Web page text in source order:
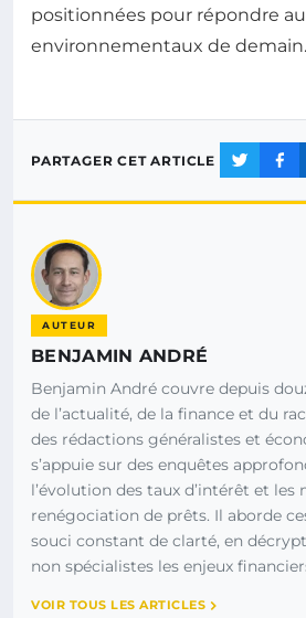
positionnées pour répondre
environnementaux de demain.
PARTAGER CET ARTICLE
AUTEUR
BENJAMIN ANDRÉ
Benjamin André couvre depuis
de l’actualité, de la finance et du
des rédactions généralistes et
s’appuie sur des enquêtes
l’évolution des taux d’intérêt et les
renégociation de prêts. Il aborde
souci constant de clarté, en
non spécialistes les enjeux
VOIR TOUS LES ARTICLES